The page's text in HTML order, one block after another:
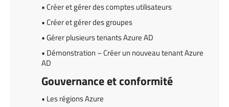
• Créer et gérer des comptes utilisateurs
• Créer et gérer des groupes
• Gérer plusieurs tenants Azure AD
• Démonstration – Créer un nouveau tenant Azure
AD
Gouvernance et conformité
• Les régions Azure